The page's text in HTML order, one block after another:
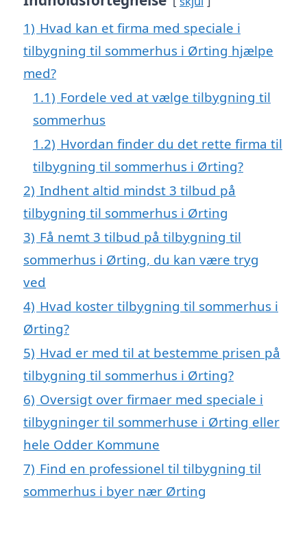
1) Hvad kan et firma med speciale i
tilbygning til sommerhus i Ørting hjælpe
med?
1.1) Fordele ved at vælge tilbygning til
sommerhus
1.2) Hvordan finder du det rette firma til
tilbygning til sommerhus i Ørting?
2) Indhent altid mindst 3 tilbud på
tilbygning til sommerhus i Ørting
3) Få nemt 3 tilbud på tilbygning til
sommerhus i Ørting, du kan være tryg
ved
4) Hvad koster tilbygning til sommerhus i
Ørting?
5) Hvad er med til at bestemme prisen på
tilbygning til sommerhus i Ørting?
6) Oversigt over firmaer med speciale i
tilbygninger til sommerhuse i Ørting eller
hele Odder Kommune
7) Find en professionel til tilbygning til
sommerhus i byer nær Ørting